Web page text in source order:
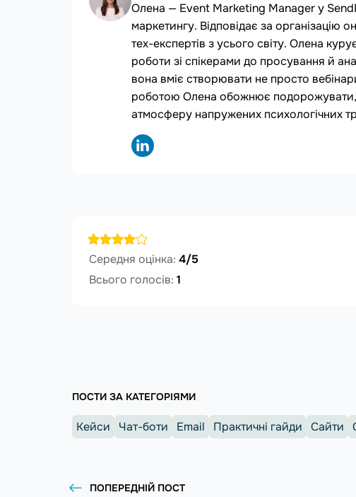
Олена — Event Marketing Manager у
маркетингу. Відповідає за організацію
тех-експертів з усього світу. Олена
роботи зі спікерами до просування й
вона вміє створювати не просто
роботою Олена обожнює подорожувати,
атмосферу напружених психологічних
Середня оцінка: 4/5
Всього голосів: 1
ПОСТИ ЗА КАТЕГОРІЯМИ
Кейси Чат-боти Email Практичні гайди Сайти
ПОПЕРЕДНІЙ ПОСТ